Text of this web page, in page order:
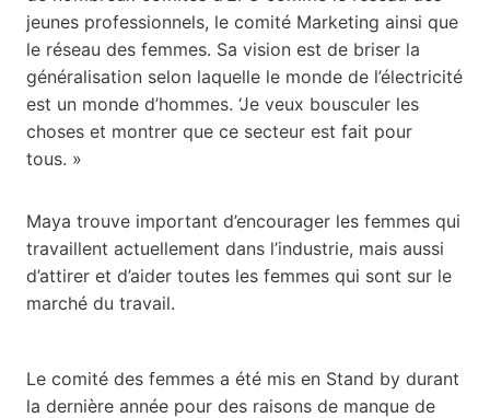
jeunes professionnels, le comité Marketing ainsi que
le réseau des femmes. Sa vision est de briser la
généralisation selon laquelle le monde de l’électricité
est un monde d’hommes. ‘Je veux bousculer les
choses et montrer que ce secteur est fait pour
tous. »
Maya trouve important d’encourager les femmes qui
travaillent actuellement dans l’industrie, mais aussi
d’attirer et d’aider toutes les femmes qui sont sur le
marché du travail.
Le comité des femmes a été mis en Stand by durant
la dernière année pour des raisons de manque de